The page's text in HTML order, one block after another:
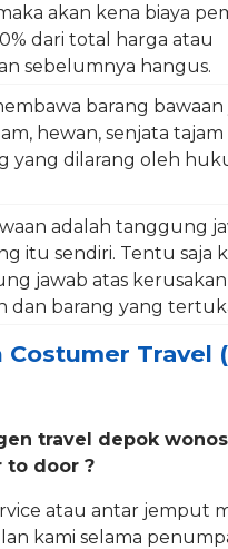
akan kena biaya
dari total harga atau
sebelumnya hangus.
barang bawaan
hewan, senjata tajam
yang dilarang oleh
adalah tanggung
itu sendiri. Tentu saja
jawab atas
dan barang yang
Costumer Travel
travel depok
to door ?
atau antar jemput
kami selama